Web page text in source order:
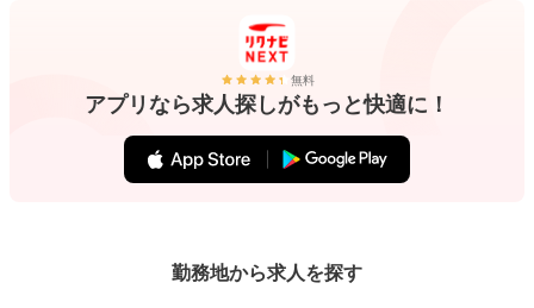
無料
アプリなら求人探しがもっと快適に！
勤務地から求人を探す